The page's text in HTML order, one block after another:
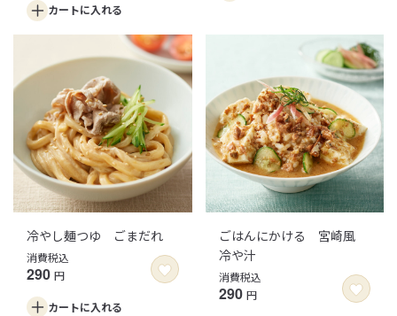
カートに入れる
冷やし麺つゆ ごまだれ
消費税込
290 円
カートに入れる
ごはんにかける 宮崎風
冷や汁
消費税込
290 円